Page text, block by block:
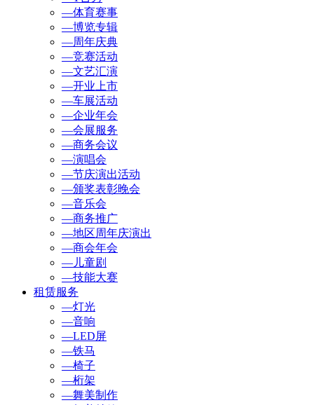
—体育赛事
—博览专辑
—周年庆典
—竞赛活动
—文艺汇演
—开业上市
—车展活动
—企业年会
—会展服务
—商务会议
—演唱会
—节庆演出活动
—颁奖表彰晚会
—音乐会
—商务推广
—地区周年庆演出
—商会年会
—儿童剧
—技能大赛
租赁服务
—灯光
—音响
—LED屏
—铁马
—椅子
—桁架
—舞美制作